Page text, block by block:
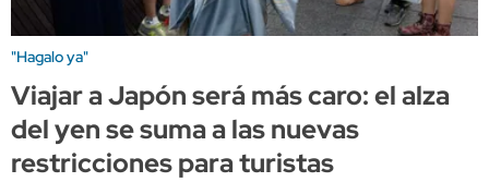
"Hagalo ya"
Viajar a Japón será más caro: el alza
del yen se suma a las nuevas
restricciones para turistas